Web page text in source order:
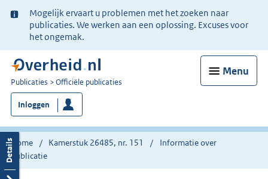
Ter
informatie:
Mogelijk ervaart u problemen met het zoeken naar
publicaties. We werken aan een oplossing. Excuses voor
het ongemak.
Menu
U
bent
nu
hier:
Publicaties Officiële publicaties
Inloggen
Home Kamerstuk 26485, nr. 151
Informatie over
publicatie